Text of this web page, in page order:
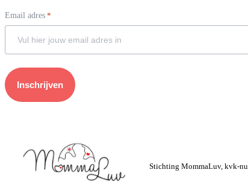
Email adres *
Stichting MommaLuv, kvk-